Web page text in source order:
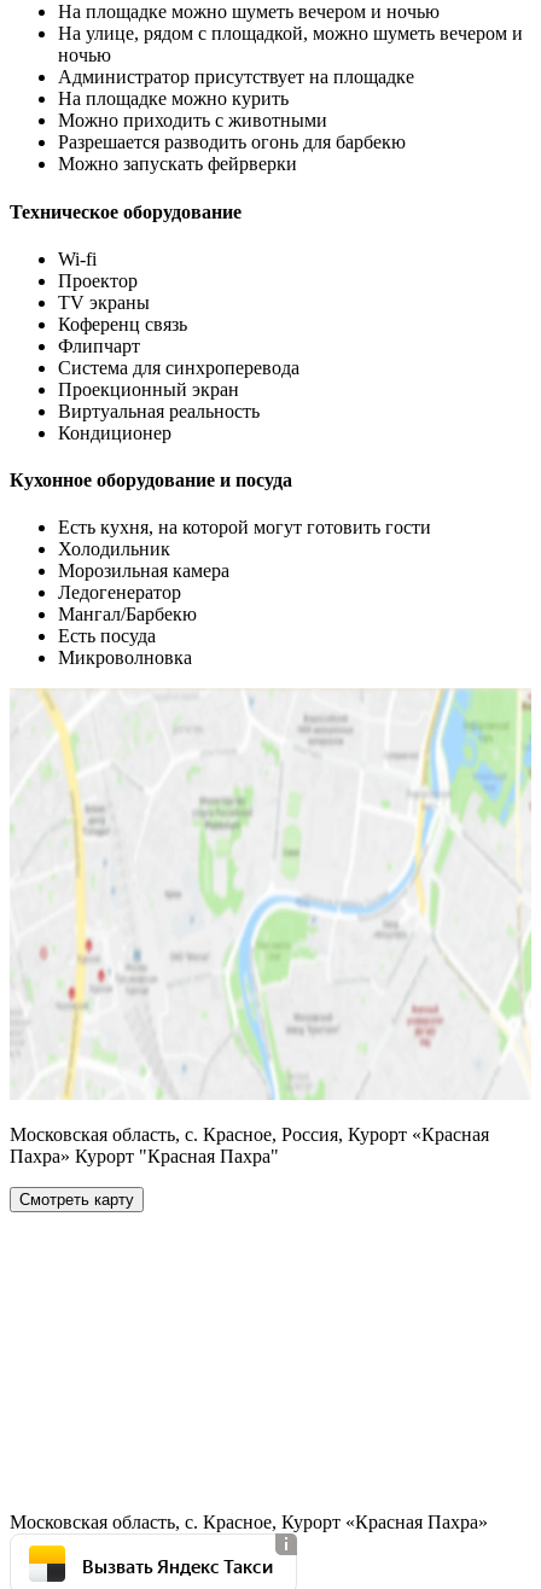
На площадке можно шуметь вечером и ночью
На улице, рядом с площадкой, можно шуметь вечером и
ночью
Администратор присутствует на площадке
На площадке можно курить
Можно приходить с животными
Разрешается разводить огонь для барбекю
Можно запускать фейрверки
Техническое оборудование
Wi-fi
Проектор
TV экраны
Коференц связь
Флипчарт
Система для синхроперевода
Проекционный экран
Виртуальная реальность
Кондиционер
Кухонное оборудование и посуда
Есть кухня, на которой могут готовить гости
Холодильник
Морозильная камера
Ледогенератор
Мангал/Барбекю
Есть посуда
Микроволновка
Московская область, с. Красное, Россия, Курорт «Красная
Пахра» Курорт "Красная Пахра"
Смотреть карту
Московская область, с. Красное, Курорт «Красная Пахра»
Вызвать Яндекс Такси